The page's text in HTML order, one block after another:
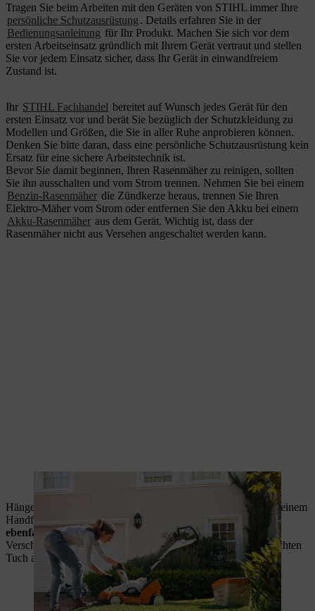
Tragen Sie beim Arbeiten mit den Geräten von STIHL immer Ihre
persönliche Schutzausrüstung . Details erfahren Sie in der
Bedienungsanleitung für Ihr Produkt. Machen Sie sich vor dem
ersten Arbeitseinsatz gründlich mit Ihrem Gerät vertraut und stellen
Sie vor jedem Einsatz sicher, dass Ihr Gerät in einwandfreiem
Zustand ist.
Ihr STIHL Fachhandel bereitet auf Wunsch jedes Gerät für den
ersten Einsatz vor und berät Sie bezüglich der Schutzkleidung zu
Modellen und Größen, die Sie in aller Ruhe anprobieren können.
Denken Sie bitte daran, dass eine persönliche Schutzausrüstung kein
Ersatz für eine sichere Arbeitstechnik ist.
Bevor Sie damit beginnen, Ihren Rasenmäher zu reinigen, sollten
Sie ihn ausschalten und vom Strom trennen. Nehmen Sie bei einem
Benzin-Rasenmäher die Zündkerze heraus, trennen Sie Ihren
Elektro-Mäher vom Strom oder entfernen Sie den Akku bei einem
Akku-Rasenmäher aus dem Gerät. Wichtig ist, dass der
Rasenmäher nicht aus Versehen angeschaltet werden kann.
Um den Rasenmäher zu reinigen, wird der Deckel geöffnet.
Hängen Sie den Grasfangkorb aus und bürsten Sie diesen mit einem
Handfeger aus.
Das Gehäuse des Rasenmähers können Sie
ebenfalls grob mit dem Feger reinigen.Bei größeren
Verschmutzungen können Sie den Rasenmäher mit einem feuchten
Tuch abwischen.